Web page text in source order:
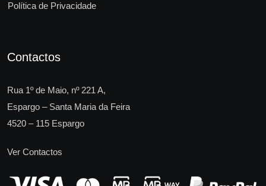
Política de Privacidade
Contactos
Rua 1º de Maio, nº 221 A,
Espargo – Santa Maria da Feira
4520 – 115 Espargo
Ver Contactos